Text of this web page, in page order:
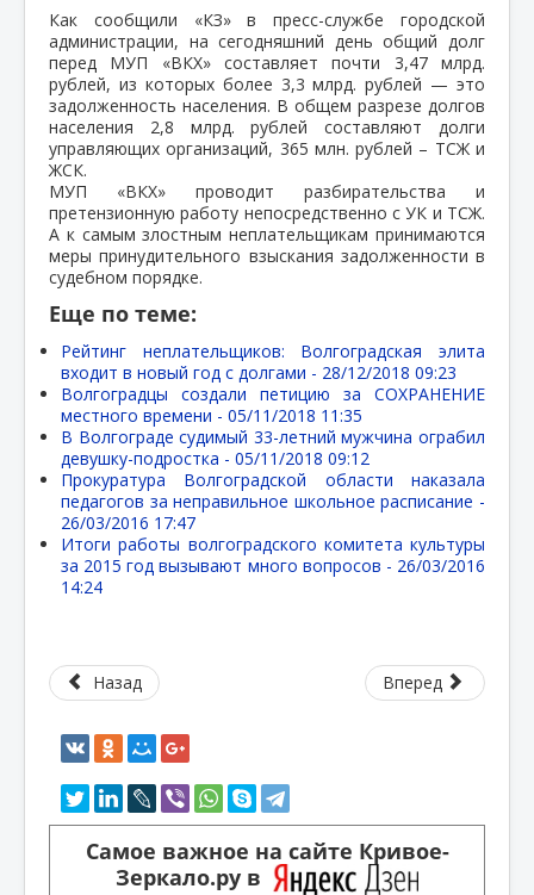
Как сообщили «КЗ» в пресс-службе городской
администрации, на сегодняшний день общий долг
перед МУП «ВКХ» составляет почти 3,47 млрд.
рублей, из которых более 3,3 млрд. рублей — это
задолженность населения. В общем разрезе долгов
населения 2,8 млрд. рублей составляют долги
управляющих организаций, 365 млн. рублей – ТСЖ и
ЖСК.
МУП «ВКХ» проводит разбирательства и
претензионную работу непосредственно с УК и ТСЖ.
А к самым злостным неплательщикам принимаются
меры принудительного взыскания задолженности в
судебном порядке.
Еще по теме:
Рейтинг неплательщиков: Волгоградская элита
входит в новый год с долгами - 28/12/2018 09:23
Волгоградцы создали петицию за СОХРАНЕНИЕ
местного времени - 05/11/2018 11:35
В Волгограде судимый 33-летний мужчина ограбил
девушку-подростка - 05/11/2018 09:12
Прокуратура Волгоградской области наказала
педагогов за неправильное школьное расписание -
26/03/2016 17:47
Итоги работы волгоградского комитета культуры
за 2015 год вызывают много вопросов - 26/03/2016
14:24
Назад Вперед
Самое важное на сайте Кривое-
Зеркало.ру в